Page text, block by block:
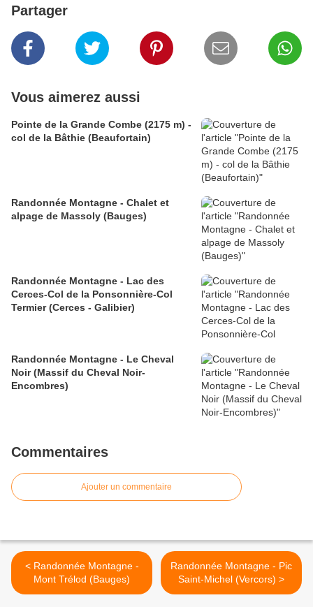
Partager
Vous aimerez aussi
Pointe de la Grande Combe (2175 m) -
col de la Bâthie (Beaufortain)
Randonnée Montagne - Chalet et
alpage de Massoly (Bauges)
Randonnée Montagne - Lac des
Cerces-Col de la Ponsonnière-Col
Termier (Cerces - Galibier)
Randonnée Montagne - Le Cheval
Noir (Massif du Cheval Noir-
Encombres)
Commentaires
Ajouter un commentaire
< Randonnée Montagne -
Mont Trélod (Bauges)
Randonnée Montagne - Pic
Saint-Michel (Vercors) >